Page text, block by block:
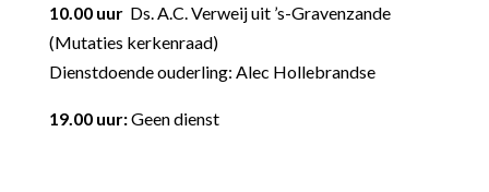
10.00 uur Ds. A.C. Verweij uit ’s-Gravenzande
(Mutaties kerkenraad)
Dienstdoende ouderling: Alec Hollebrandse
19.00 uur:Geen dienst